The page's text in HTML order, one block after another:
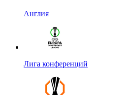
Англия
Лига конференций